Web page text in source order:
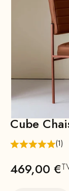
Cube
(1)
Prix
469,00 €